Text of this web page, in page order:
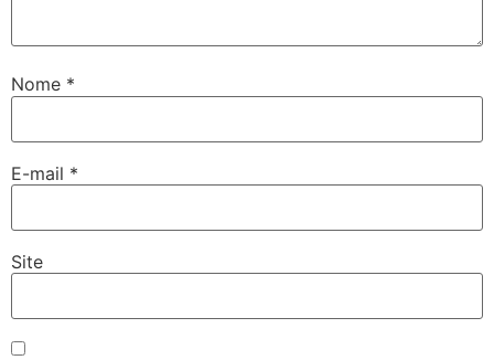
Nome *
E-mail *
Site